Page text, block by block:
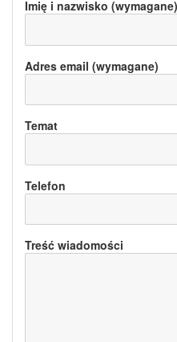
Imię i nazwisko (wymagane)
Adres email (wymagane)
Temat
Telefon
Treść wiadomości